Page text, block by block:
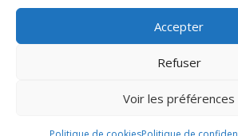
Accepter
Refuser
Voir les préférences